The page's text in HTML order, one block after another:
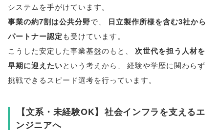
システムを手がけています。
事業の約7割は公共分野で
日立製作所様を含む3社から
パートナー認定 も受けています。
こうした安定した事業基盤のもと
次世代を担う人材を
早期に迎えたいという考えから
経験や学歴に関わらず
挑戦できるスピード選考を行っています。
【文系・未経験OK】 社会インフラを支えるエ
ンジニアへ